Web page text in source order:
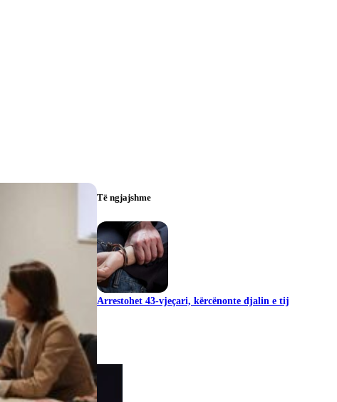
Të ngjajshme
Arrestohet 43-vjeçari, kërcënonte djalin e tij